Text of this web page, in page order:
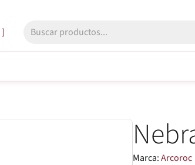
Marca:Arcoroc